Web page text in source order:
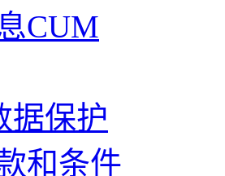
CUM
据保护
和条件